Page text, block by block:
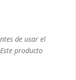
de usar el
producto